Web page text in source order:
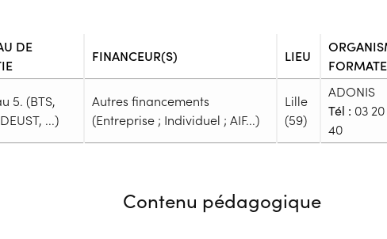
DE
FINANCEUR(S) LIEU
5. (BTS,
...)
Autres financements
(Entreprise ; Individuel ; AIF...)
Lille
(59)
ADONIS
Tél : 03
40
Prérequis :
Être en possession d'un diplôme de niveau 4
Contenu pédagogique